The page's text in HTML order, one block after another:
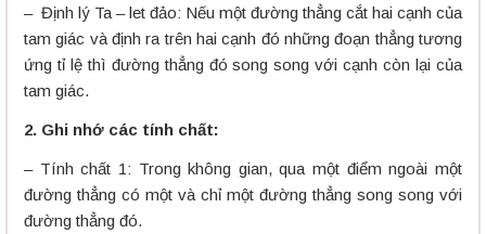
– Định lý Ta – let đảo: Nếu một đường thẳng cắt hai cạnh của
tam giác và định ra trên hai cạnh đó những đoạn thẳng tương
ứng tỉ lệ thì đường thẳng đó song song với cạnh còn lại của
tam giác.
2. Ghi nhớ các tính chất:
– Tính chất 1: Trong không gian, qua một điểm ngoài một
đường thẳng có một và chỉ một đường thẳng song song với
đường thẳng đó.